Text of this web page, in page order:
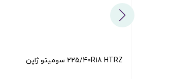
225/40R18 HTRZ سومیتو ژاپن